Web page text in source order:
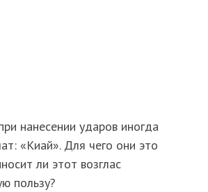
нанесении ударов иногда
«Киай». Для чего они это
ли этот возглас
пользу?